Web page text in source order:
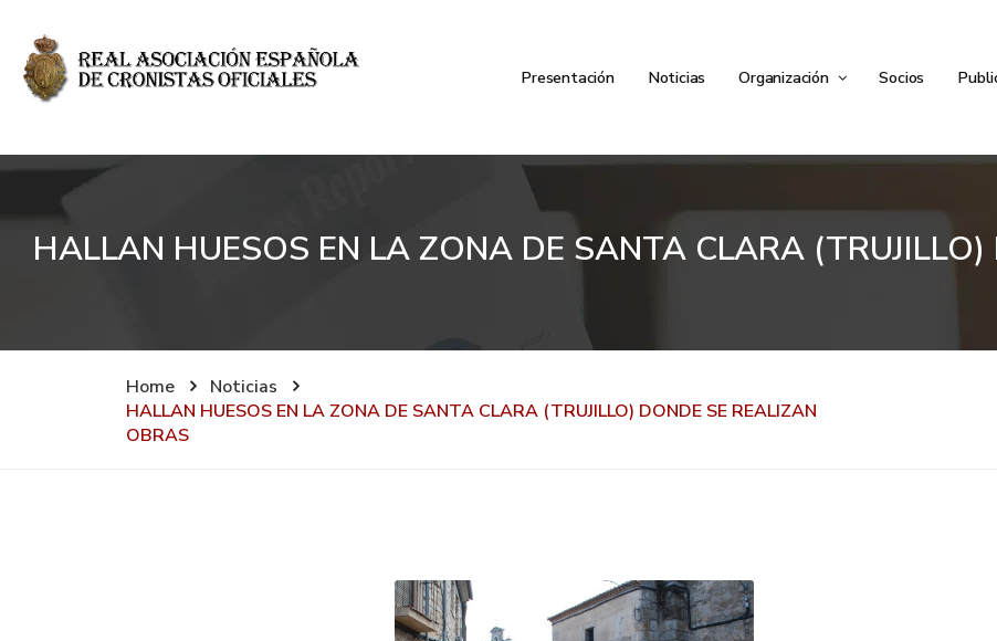
Presentación Noticias Organización Socios
HALLAN HUESOS EN LA ZONA DE SANTA CLARA
Home
Noticias
HALLAN HUESOS EN LA ZONA DE SANTA CLARA (TRUJILLO) DONDE SE REALIZAN
OBRAS